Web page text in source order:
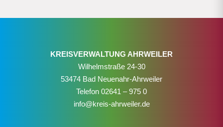
KREISVERWALTUNG AHRWEILER
Wilhelmstraße 24-30
53474 Bad Neuenahr-Ahrweiler
Telefon 02641 – 975 0
info@kreis-ahrweiler.de